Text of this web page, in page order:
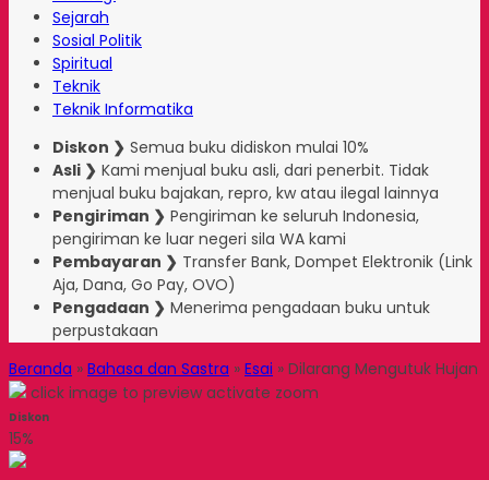
Sejarah
Sosial Politik
Spiritual
Teknik
Teknik Informatika
Diskon ❯ Semua buku didiskon mulai 10%
Asli ❯ Kami menjual buku asli, dari penerbit. Tidak
menjual buku bajakan, repro, kw atau ilegal lainnya
Pengiriman ❯ Pengiriman ke seluruh Indonesia,
pengiriman ke luar negeri sila WA kami
Pembayaran ❯ Transfer Bank, Dompet Elektronik (Link
Aja, Dana, Go Pay, OVO)
Pengadaan ❯ Menerima pengadaan buku untuk
perpustakaan
Beranda » Bahasa dan Sastra » Esai » Dilarang Mengutuk Hujan
click image to preview activate zoom
Diskon
15%